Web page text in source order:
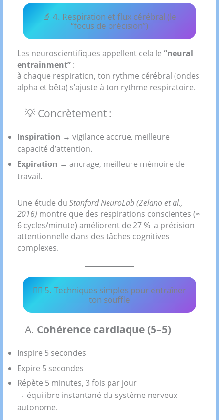
🔬 4. Respiration et flux cérébral (le
“focus de précision”)
Les neuroscientifiques appellent cela le“neural
entrainment” :
à chaque respiration, ton rythme cérébral (ondes
alpha et bêta) s’ajuste à ton rythme respiratoire.
💡 Concrètement :
Inspiration → vigilance accrue, meilleure
capacité d’attention.
Expiration → ancrage, meilleure mémoire de
travail.
Une étude duStanford NeuroLab (Zelano et al.,
2016) montre que des respirations conscientes (≈
6 cycles/minute) améliorent de 27 % la précision
attentionnelle dans des tâches cognitives
complexes.
🧘‍♂️ 5. Techniques simples pour entraîner
ton souffle
A. Cohérence cardiaque (5–5)
Inspire 5 secondes
Expire 5 secondes
Répète 5 minutes, 3 fois par jour
→ équilibre instantané du système nerveux
autonome.